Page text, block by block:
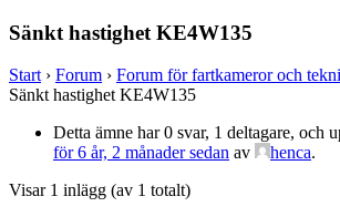
Sänkt hastighet KE4W135
Start › Forum › Forum för fartkameror och
Sänkt hastighet KE4W135
Detta ämne har 0 svar, 1 deltagare, och
för 6 år, 2 månader sedan av henca.
Visar 1 inlägg (av 1 totalt)